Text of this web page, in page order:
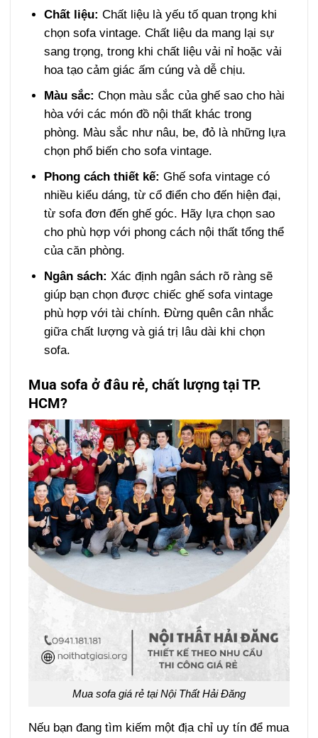
Chất liệu: Chất liệu là yếu tố quan trọng khi
chọn sofa vintage. Chất liệu da mang lại sự
sang trọng, trong khi chất liệu vải nỉ hoặc vải
hoa tạo cảm giác ấm cúng và dễ chịu.
Màu sắc: Chọn màu sắc của ghế sao cho hài
hòa với các món đồ nội thất khác trong
phòng. Màu sắc như nâu, be, đỏ là những lựa
chọn phổ biến cho sofa vintage.
Phong cách thiết kế: Ghế sofa vintage có
nhiều kiểu dáng, từ cổ điển cho đến hiện đại,
từ sofa đơn đến ghế góc. Hãy lựa chọn sao
cho phù hợp với phong cách nội thất tổng thể
của căn phòng.
Ngân sách: Xác định ngân sách rõ ràng sẽ
giúp bạn chọn được chiếc ghế sofa vintage
phù hợp với tài chính. Đừng quên cân nhắc
giữa chất lượng và giá trị lâu dài khi chọn
sofa.
Mua sofa ở đâu rẻ, chất lượng tại TP.
HCM?
Mua sofa giá rẻ tại Nội Thất Hải Đăng
Nếu bạn đang tìm kiếm một địa chỉ uy tín để mua